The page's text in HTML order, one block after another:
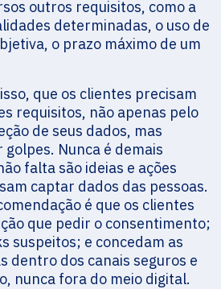
outros requisitos, como a
determinadas, o uso de
o prazo máximo de um
que os clientes precisam
requisitos, não apenas pelo
de seus dados, mas
Nunca é demais
falta são ideias e ações
captar dados das pessoas.
é que os clientes
que pedir o consentimento;
suspeitos; e concedam as
dentro dos canais seguros e
nunca fora do meio digital.